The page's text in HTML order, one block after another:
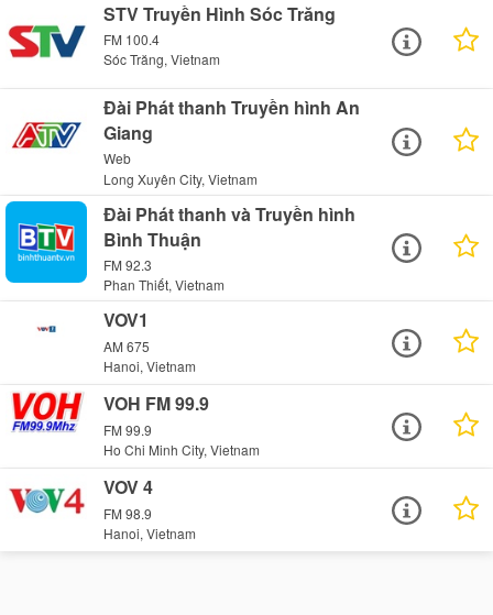
STV Truyền Hình Sóc Trăng
FM 100.4
Sóc Trăng, Vietnam
Đài Phát thanh Truyền hình An
Giang
Web
Long Xuyên City, Vietnam
Đài Phát thanh và Truyền hình
Bình Thuận
FM 92.3
Phan Thiết, Vietnam
VOV1
AM 675
Hanoi, Vietnam
VOH FM 99.9
FM 99.9
Ho Chi Minh City, Vietnam
VOV 4
FM 98.9
Hanoi, Vietnam